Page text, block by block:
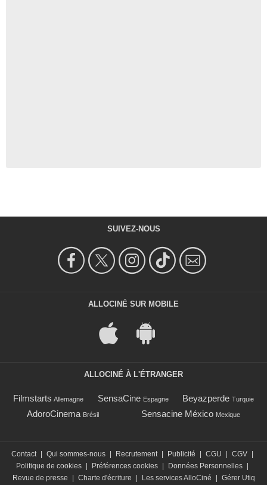
SUIVEZ-NOUS
ALLOCINÉ SUR MOBILE
ALLOCINÉ À L'ÉTRANGER
Filmstarts Allemagne SensaCine Espagne Beyazperde Turquie
AdoroCinema Brésil Sensacine México Mexique
Contact | Qui sommes-nous | Recrutement | Publicité | CGU | CGV |
Politique de cookies | Préférences cookies | Données Personnelles |
Revue de presse
| Charte d'écriture | Les services AlloCiné | Gérer Utiq